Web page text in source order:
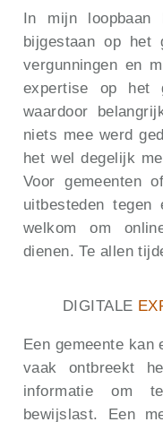
In mijn loopbaan
bijgestaan op het
vergunningen en
expertise op het
waardoor
niets mee werd
het wel degelijk
Voor gemeenten
uitbesteden
welkom om
dienen. Te allen
DIGITALE
Een gemeente kan
vaak ontbreekt
informatie om
bewijslast. Een